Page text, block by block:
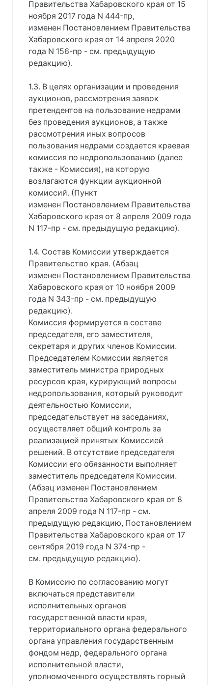
Правительства Хабаровского края от 15
ноября 2017 года N 444-пр,
изменен Постановлением Правительства
Хабаровского края от 14 апреля 2020
года N 156-пр - см. предыдущую
редакцию).
1.3. В целях организации и проведения
аукционов, рассмотрения заявок
претендентов на пользование недрами
без проведения аукционов, а также
рассмотрения иных вопросов
пользования недрами создается краевая
комиссия по недропользованию (далее
также - Комиссия), на которую
возлагаются функции аукционной
комиссий. (Пункт
изменен Постановлением Правительства
Хабаровского края от 8 апреля 2009 года
N 117-пр - см. предыдущую редакцию).
1.4. Состав Комиссии утверждается
Правительство края. (Абзац
изменен Постановлением Правительства
Хабаровского края от 10 ноября 2009
года N 343-пр - см. предыдущую
редакцию).
Комиссия формируется в составе
председателя, его заместителя,
секретаря и других членов Комиссии.
Председателем Комиссии является
заместитель министра природных
ресурсов края, курирующий вопросы
недропользования, который руководит
деятельностью Комиссии,
председательствует на заседаниях,
осуществляет общий контроль за
реализацией принятых Комиссией
решений. В отсутствие председателя
Комиссии его обязанности выполняет
заместитель председателя Комиссии.
(Абзац изменен Постановлением
Правительства Хабаровского края от 8
апреля 2009 года N 117-пр - см.
предыдущую редакцию, Постановлением
Правительства Хабаровского края от 17
сентября 2019 года N 374-пр -
см. предыдущую редакцию).
В Комиссию по согласованию могут
включаться представители
исполнительных органов
государственной власти края,
территориального органа федерального
органа управления государственным
фондом недр, федерального органа
исполнительной власти,
уполномоченного осуществлять горный